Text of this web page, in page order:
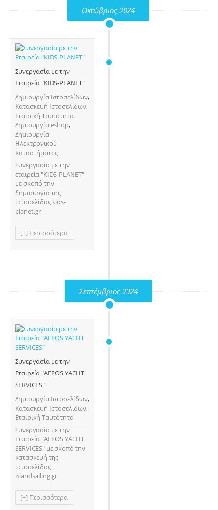
Οκτώβριος 2024
Συνεργασία με την
Εταιρεία "KIDS-PLANET"
Δημιουργία Ιστοσελίδων,
Κατασκευή Ιστοσελίδων,
Εταιρική Ταυτότητα,
Δημιουργία eshop,
Δημιουργία
Ηλεκτρονικού
Καταστήματος
Συνεργασία με την
εταιρεία "KIDS-PLANET"
με σκοπό την
δημιουργία της
ιστοσελίδας kids-
planet.gr
[+] Περισσότερα
Σεπτέμβριος 2024
Συνεργασία με την
Εταιρεία "AFROS YACHT
SERVICES"
Δημιουργία Ιστοσελίδων,
Κατασκευή Ιστοσελίδων,
Εταιρική Ταυτότητα
Συνεργασία με την
Εταιρεία "AFROS YACHT
SERVICES" με σκοπό την
κατασκευή της
ιστοσελίδας
islandsailing.gr
[+] Περισσότερα